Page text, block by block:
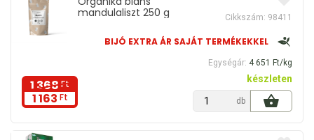
mandulaliszt 250 g
Cikkszám: 98411
BIJÓ EXTRA ÁR SAJÁT TERMÉKEKKEL
Egységár: 4 651 Ft/kg
1 368 Ft
1 163 Ft
készleten
db